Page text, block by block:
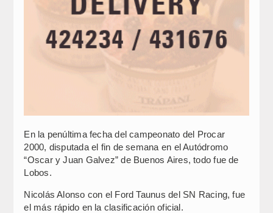
En la penúltima fecha del campeonato del Procar
2000, disputada el fin de semana en el Autódromo
“Oscar y Juan Galvez” de Buenos Aires, todo fue de
Lobos.
Nicolás Alonso con el Ford Taunus del SN Racing, fue
el más rápido en la clasificación oficial.